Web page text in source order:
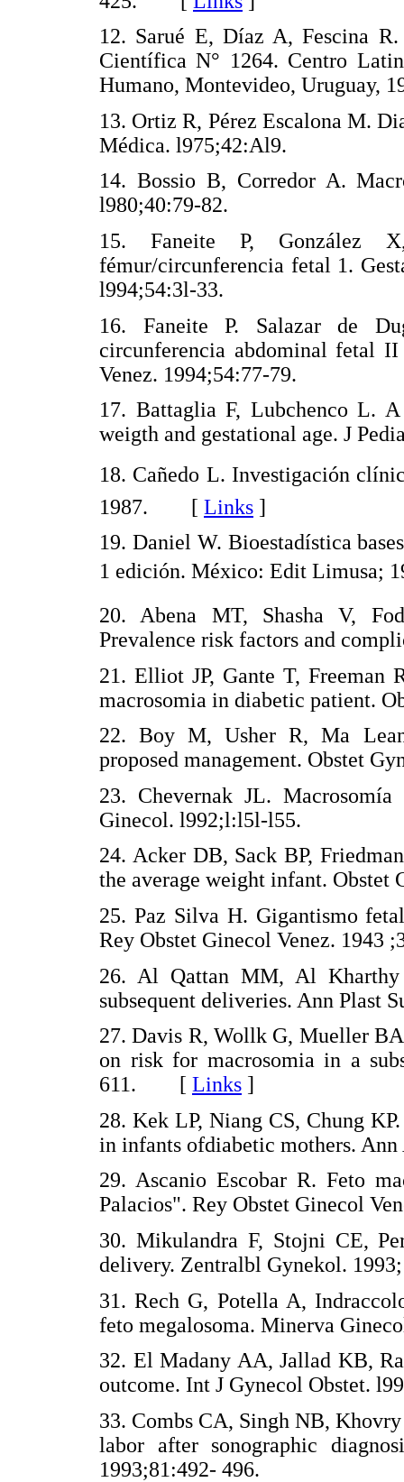
12. Sarué E, Díaz A, Fescina
Científica N° 1264. Centro
Humano, Montevideo,
13. Ortiz R, Pérez Escalona M.
Médica. l975;42:Al9.
14. Bossio B, Corredor A.
l980;40:79-82.
15. Faneite P, González
fémur/circunferencia fetal 1.
l994;54:3l-33.
16. Faneite P. Salazar de
circunferencia abdominal fetal
Venez. 1994;54:77-79.
17. Battaglia F, Lubchenco L.
weigth and gestational age. J
18. Cañedo L. Investigación
1987. [ Links ]
19. Daniel W. Bioestadística
1 edición. México: Edit
20. Abena MT, Shasha V,
Prevalence risk factors and
21. Elliot JP, Gante T,
macrosomia in diabetic patient.
22. Boy M, Usher R, Ma
proposed management. Obstet
23. Chevernak JL.
Ginecol. l992;l:l5l-l55.
24. Acker DB, Sack BP,
the average weight infant. Obstet
25. Paz Silva H. Gigantismo
Rey Obstet Ginecol Venez. 1943
26. Al Qattan MM, Al
subsequent deliveries. Ann Plast
27. Davis R, Wollk G, Mueller
on risk for macrosomia in a
611. [ Links ]
28. Kek LP, Niang CS, Chung
in infants ofdiabetic mothers.
29. Ascanio Escobar R. Feto
Palacios". Rey Obstet Ginecol
30. Mikulandra F, Stojni CE,
delivery. Zentralbl Gynekol.
31. Rech G, Potella A,
feto megalosoma. Minerva
32. El Madany AA, Jallad KB,
outcome. Int J Gynecol Obstet.
33. Combs CA, Singh NB,
labor after sonographic
1993;81:492- 496.